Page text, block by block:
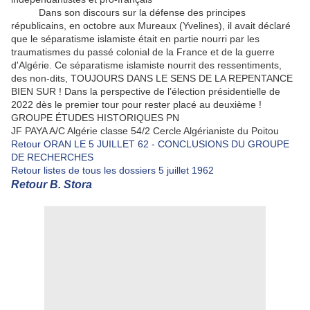
Dans son discours sur la défense des principes
républicains, en octobre aux Mureaux (Yvelines), il avait déclaré
que le séparatisme islamiste était en partie nourri par les
traumatismes du passé colonial de la France et de la guerre
d'Algérie. Ce séparatisme islamiste nourrit des ressentiments,
des non-dits, TOUJOURS DANS LE SENS DE LA REPENTANCE
BIEN SUR ! Dans la perspective de l’élection présidentielle de
2022 dès le premier tour pour rester placé au deuxième !
GROUPE ÉTUDES HISTORIQUES PN
JF PAYA A/C Algérie classe 54/2 Cercle Algérianiste du Poitou
Retour ORAN LE 5 JUILLET 62 - CONCLUSIONS DU GROUPE
DE RECHERCHES
Retour listes de tous les dossiers 5 juillet 1962
Retour B. Stora